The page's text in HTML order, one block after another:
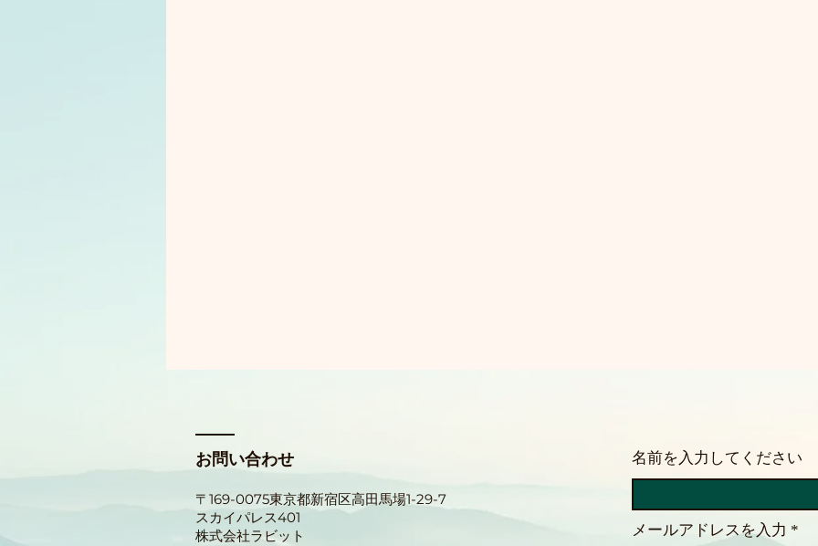
お問い合わせ
〒169-0075東京都新宿区高田馬場1-29-7
スカイパレス401
​株式会社ラビット
名前を入力してください
メールアドレスを入力